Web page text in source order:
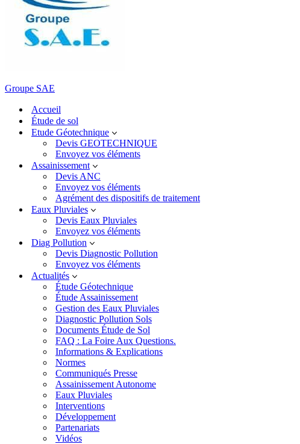
Groupe SAE
Accueil
Étude de sol
Etude Géotechnique
Devis GEOTECHNIQUE
Envoyez vos éléments
Assainissement
Devis ANC
Envoyez vos éléments
Agrément des dispositifs de traitement
Eaux Pluviales
Devis Eaux Pluviales
Envoyez vos éléments
Diag Pollution
Devis Diagnostic Pollution
Envoyez vos éléments
Actualités
Étude Géotechnique
Étude Assainissement
Gestion des Eaux Pluviales
Diagnostic Pollution Sols
Documents Étude de Sol
FAQ : La Foire Aux Questions.
Informations & Explications
Normes
Communiqués Presse
Assainissement Autonome
Eaux Pluviales
Interventions
Développement
Partenariats
Vidéos